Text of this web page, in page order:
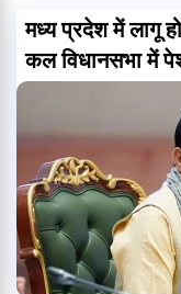
मध्य प्रदेश में लागू
कल विधानसभा में